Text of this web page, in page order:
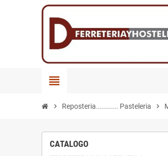
view_headline
chevron_right Reposteria........... Pasteleria chevron_right
CATALOGO